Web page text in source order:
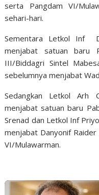
serta Pangdam VI/
sehari-hari.
Sementara Letkol Inf
menjabat satuan baru
III/Biddagri Sintel
sebelumnya menjabat
Sedangkan Letkol Arh
menjabat satuan baru
Srenad dan Letkol Inf
menjabat Danyonif
VI/Mulawarman.